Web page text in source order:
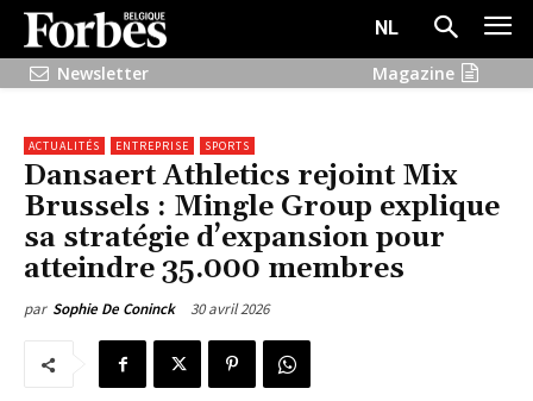
NL
Newsletter
Magazine
ACTUALITÉS ENTREPRISE SPORTS
Dansaert Athletics rejoint Mix
Brussels : Mingle Group explique
sa stratégie d’expansion pour
atteindre 35.000 membres
par Sophie De Coninck 30 avril 2026